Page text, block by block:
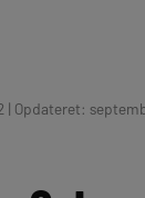
| Opdateret: